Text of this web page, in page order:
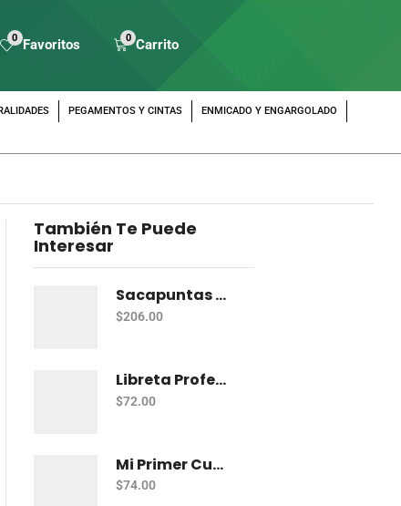
0 Favoritos 0 Carrito
PEGAMENTOS Y CINTAS
ENMICADO Y ENGARGOLADO
También Te Puede
Interesar
Sacapuntas Maped Shaker 2 Orificios - Bote Con 12
$206.00
Libreta Profesional De Espiral Norma Color 100 H C-7
$72.00
Mi Primer Cuaderno Cuadritos "A" (10Mm) 50 Hojas Norma
$74.00